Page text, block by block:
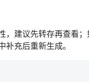
，建议先转存再查看
补充后重新生成。